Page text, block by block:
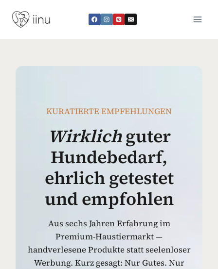
Inhalt
springen
KURATIERTE EMPFEHLUNGEN
Wirklichguter
Hundebedarf,
ehrlich getestet
und empfohlen
Aus sechs Jahren Erfahrung im
Premium-Haustiermarkt —
handverlesene Produkte statt seelenloser
Werbung. Kurz gesagt: Nur Gutes. Nur